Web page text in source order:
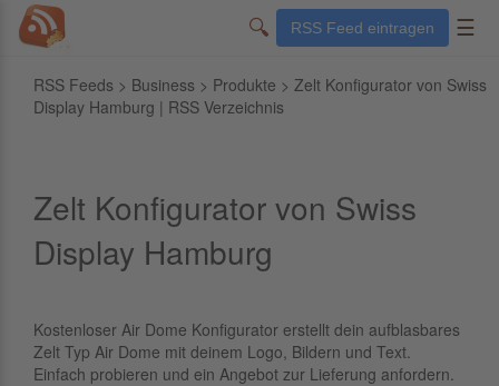
🔍 RSS Feed eintragen ☰
RSS Feeds > Business > Produkte > Zelt Konfigurator von Swiss
Display Hamburg | RSS Verzeichnis
Zelt Konfigurator von Swiss
Display Hamburg
Kostenloser Air Dome Konfigurator erstellt dein aufblasbares
Zelt Typ Air Dome mit deinem Logo, Bildern und Text.
Einfach probieren und ein Angebot zur Lieferung anfordern.